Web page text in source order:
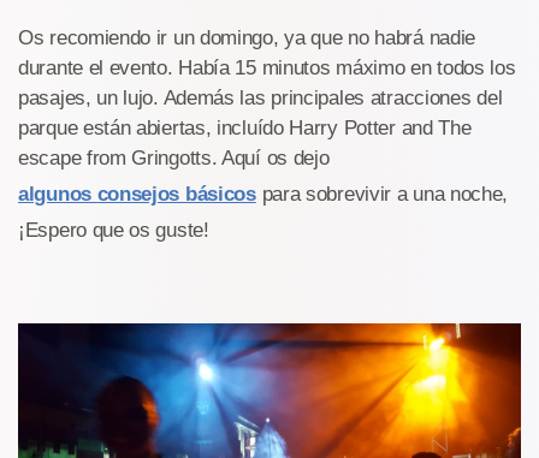
Os recomiendo ir un domingo, ya que no habrá nadie
durante el evento. Había 15 minutos máximo en todos los
pasajes, un lujo. Además las principales atracciones del
parque están abiertas, incluído Harry Potter and The
escape from Gringotts. Aquí os dejo
algunos consejos básicospara sobrevivir a una noche,
¡Espero que os guste!